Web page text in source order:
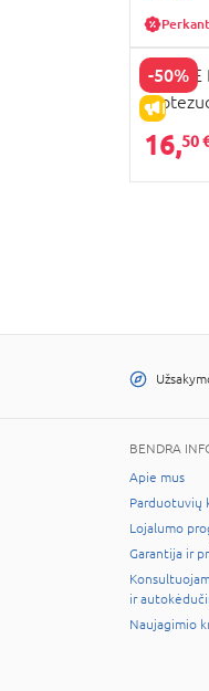
-50%
16,50
BENDRA
Apie mus
Parduotuvių
Lojalumo
Garantija ir
ir
Naujagimio